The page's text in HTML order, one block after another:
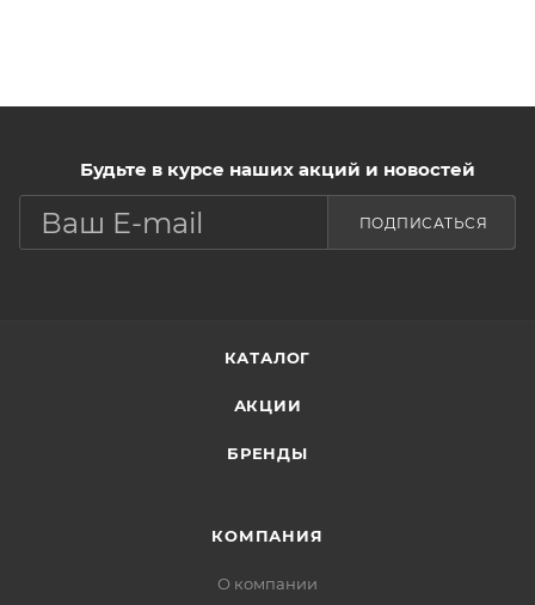
гладкой и упругой. Экстракт женьшеня борется с
противовоспалительное действие, защищает от
внешних факторов, питает и
увлажняет.
Будьте в курсе наших акций и новостей
ПОДПИСАТЬСЯ
КАТАЛОГ
АКЦИИ
БРЕНДЫ
КОМПАНИЯ
О компании